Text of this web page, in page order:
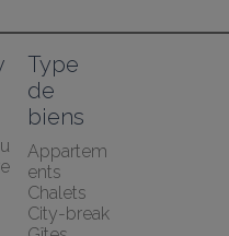
Type
de
biens
Appartem
ents
Chalets
City-break